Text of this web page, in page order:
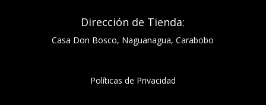
Dirección de Tienda:
Casa Don Bosco, Naguanagua, Carabobo
Políticas de Privacidad